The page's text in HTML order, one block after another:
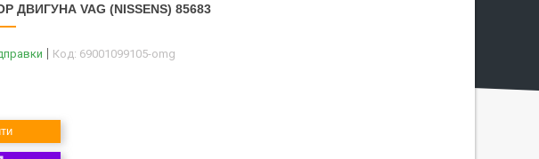
ДВИГУНА VAG (NISSENS) 85683
Код: 69001099105-omg